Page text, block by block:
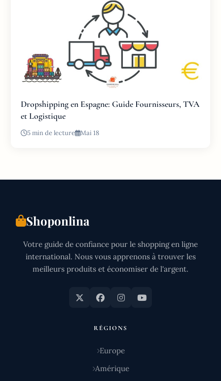
Dropshipping en Espagne: Guide Fournisseurs, TVA
et Logistique
5 min de lecture Mai 18
Shoponlina
Votre guide de confiance pour le shopping en ligne
international. Nous vous apprenons à trouver les
meilleurs produits et économiser de l'argent.
RÉGIONS
Europe
Amérique